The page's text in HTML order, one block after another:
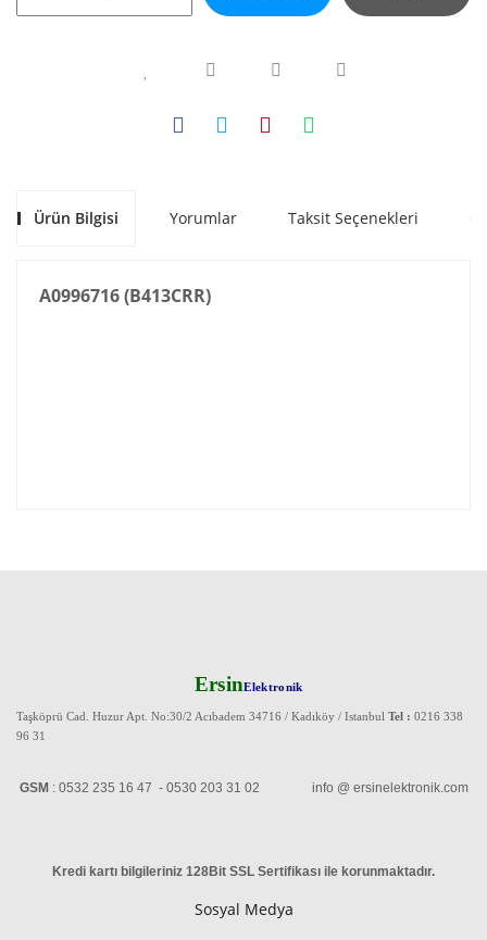
Ürün Bilgisi Yorumlar Taksit Seçenekleri
A0996716 (B413CRR)
ErsinElektronik
Taşköprü Cad. Huzur Apt. No:30/2 Acıbadem 34716 / Kadıköy / Istanbul Tel : 0216 338
96 31
GSM : 0532 235 16 47 - 0530 203 31 02 info @ ersinelektronik.com
Kredi kartı bilgileriniz 128Bit SSL Sertifikası ile korunmaktadır.
Sosyal Medya